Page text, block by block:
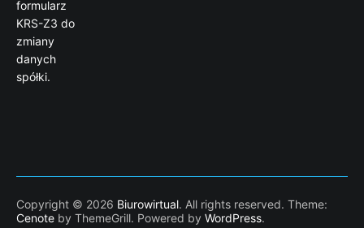
Copyright © 2026 Biurowirtual. All rights reserved. Theme:
Cenote by ThemeGrill. Powered by WordPress.